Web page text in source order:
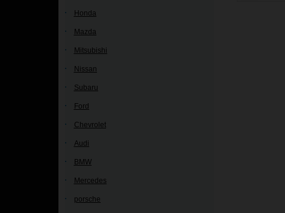
Honda
Mazda
Mitsubishi
Nissan
Subaru
Ford
Chevrolet
Audi
BMW
Mercedes
porsche